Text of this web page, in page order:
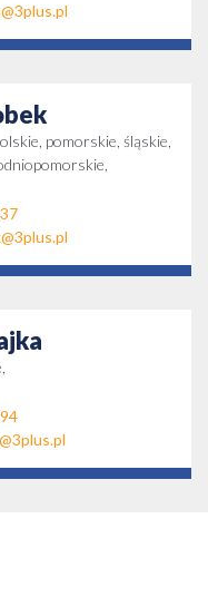
pomorskie, śląskie,